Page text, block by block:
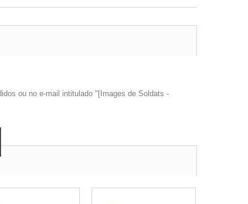
ou no e-mail intitulado "[Images de Soldats -